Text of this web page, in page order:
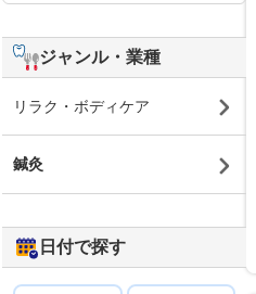
ジャンル・業種
リラク・ボディケア
鍼灸
日付で探す